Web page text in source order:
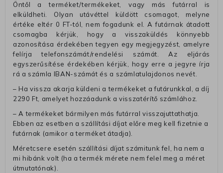
Öntől a terméket/termékeket, vagy más futárral is
elküldheti. Olyan utávéttel küldött csomagot, melyne
értéke eltér 0 FT-tól, nem fogadunk el. A futárnak átadott
csomagba kérjük, hogy a visszaküldés könnyebb
azonosítása érdekében tegyen egy megjegyzést, amelyre
felírja telefonszámát/rendelési számát. Az eljárás
egyszerűsítése érdekében kérjük, hogy erre a jegyre írja
rá a számla IBAN-számát és a számlatulajdonos nevét.
– Ha vissza akarja küldeni a termékeket a futárunkkal, a díj
2290 Ft, amelyet hozzáadunk a visszatérítő számlához.
– A termékeket bármilyen más futárral visszajuttathatja.
Ebben az esetben a szállítási díjat előre meg kell fizetnie a
futárnak (amikor a terméket átadja).
Méretcsere esetén szállítási díjat számitunk fel, ha nem a
mi hibánk volt (ha a termék mérete nem felel meg a méret
útmutatónak).